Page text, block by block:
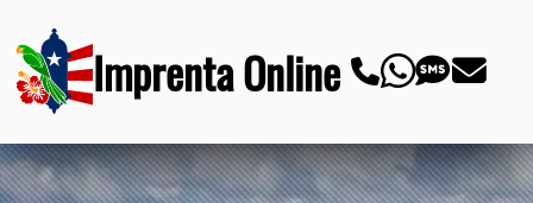
Imprenta Online